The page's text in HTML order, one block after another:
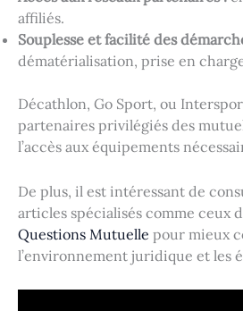
affiliés.
Souplesse et facilité des
dématérialisation, prise en
Décathlon, Go Sport, ou
partenaires privilégiés des
l’accès aux équipements
De plus, il est intéressant de
articles spécialisés comme ceux
Questions Mutuelle pour mieux
l’environnement juridique et les